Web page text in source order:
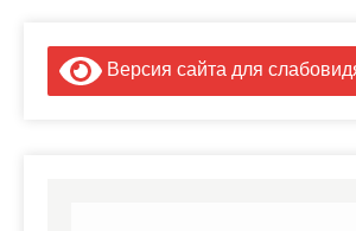
Версия сайта для